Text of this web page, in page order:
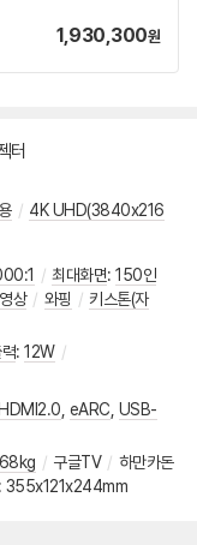
가1,930,300원
터
/ 4K UHD(3840x216
/ 최대화면: 150인
상 / 와핑 / 키스톤(자
: 12W /
HDMI2.0 eARC USB-
/ 구글TV / 하만카돈
355x121x244mm